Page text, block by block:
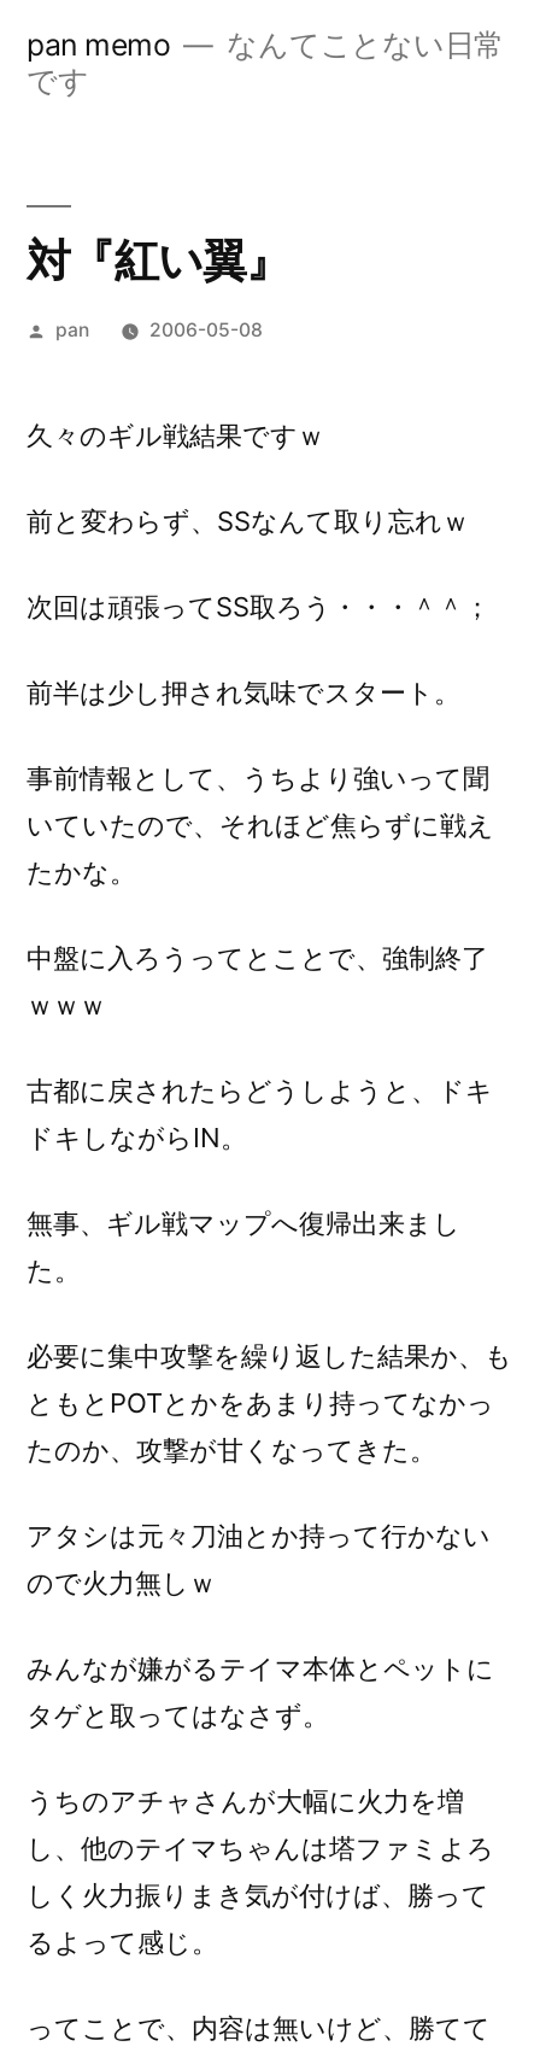
pan memo
なんてことない日常
です
対『紅い翼』
投
pan 2006-05-08
久々のギル戦結果ですｗ
前と変わらず、SSなんて取り忘れｗ
次回は頑張ってSS取ろう・・・＾＾；
前半は少し押され気味でスタート。
事前情報として、うちより強いって聞
いていたので、それほど焦らずに戦え
たかな。
中盤に入ろうってとことで、強制終了
ｗｗｗ
古都に戻されたらどうしようと、ドキ
ドキしながらIN。
無事、ギル戦マップへ復帰出来まし
た。
必要に集中攻撃を繰り返した結果か、も
ともとPOTとかをあまり持ってなかっ
たのか、攻撃が甘くなってきた。
アタシは元々刀油とか持って行かない
ので火力無しｗ
みんなが嫌がるテイマ本体とペットに
タゲと取ってはなさず。
うちのアチャさんが大幅に火力を増
し、他のテイマちゃんは塔ファミよろ
しく火力振りまき気が付けば、勝って
るよって感じ。
ってことで、内容は無いけど、勝てて